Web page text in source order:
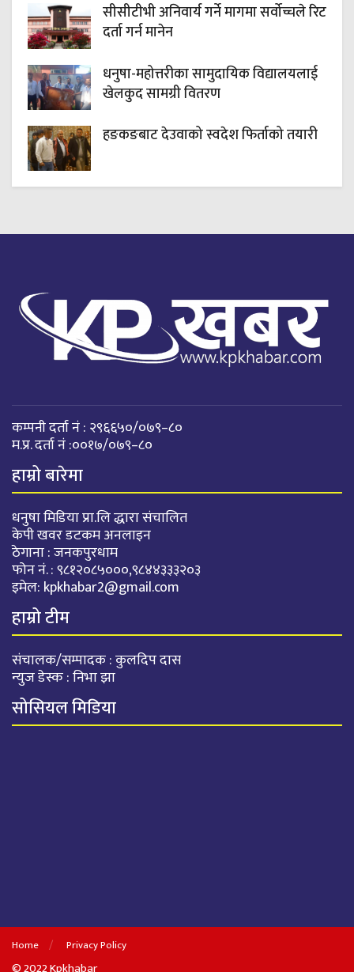
सीसीटीभी अनिवार्य गर्ने मागमा सर्वोच्चले रिट
दर्ता गर्न मानेन
धनुषा-महोत्तरीका सामुदायिक विद्यालयलाई
खेलकुद सामग्री वितरण
हङकङबाट देउवाको स्वदेश फिर्ताको तयारी
कम्पनी दर्ता नं : २९६६५०/०७९–८०
म.प्र. दर्ता नं :००१७/०७९–८०
हाम्रो बारेमा
धनुषा मिडिया प्रा.लि द्धारा संचालित
केपी खवर डटकम अनलाइन
ठेगाना : जनकपुरधाम
फोन नं. : ९८१२०८५०००,९८४४३३३२०३
इमेल: kpkhabar2@gmail.com
हाम्रो टीम
संचालक/सम्पादक : कुलदिप दास
न्युज डेस्क : निभा झा
सोसियल मिडिया
Home Privacy Policy